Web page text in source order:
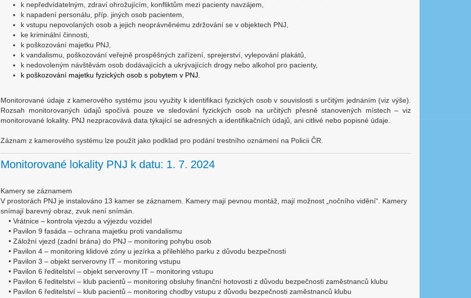
k nepředvídatelným, zdraví ohrožujícím, konfliktům mezi pacienty navzájem,
k napadení personálu, příp. jiných osob pacientem,
k vstupu nepovolaných osob a jejich neoprávněnému zdržování se v objektech PNJ,
ke kriminální činnosti,
k poškozování majetku PNJ,
k vandalismu, poškozování veřejně prospěšných zařízení, sprejerství, vylepování plakátů,
k nedovoleným návštěvám osob dodávajících a ukrývajících drogy nebo alkohol pro pacienty,
k poškozování majetku fyzických osob s pobytem v PNJ.
Monitorované údaje z kamerového systému jsou využity k identifikaci fyzických osob v souvislosti s určitým jednáním (viz výše).
Rozsah monitorovaných údajů spočívá pouze ve sledování fyzických osob na určitých přesně stanovených místech – viz
monitorované lokality. PNJ nezpracovává data týkající se adresných a identifikačních údajů, ani citlivé nebo popisné údaje.
Záznam z kamerového systému lze použít jako podklad pro podání trestního oznámení na Policii ČR.
Monitorované lokality PNJ k datu: 1. 7. 2024
Kamery se záznamem
V prostorách PNJ je instalováno 13 kamer se záznamem. Kamery mají pevnou montáž, mají možnost „nočního vidění“. Kamery
snímají barevný obraz, zvuk není snímán.
• Vrátnice – kontrola vjezdu a výjezdu vozidel
• Pavilon 9 fasáda – ochrana majetku proti vandalismu
• Záložní vjezd (zadní brána) do PNJ – monitoring pohybu osob
• Pavilon 4 – monitoring klidové zóny u jezírka a přilehlého parku z důvodu bezpečnosti
• Pavilon 3 – objekt serverovny IT – monitoring vstupu
• Pavilon 6 ředitelství – objekt serverovny IT – monitoring vstupu
• Pavilon 6 ředitelství – klub pacientů – monitoring obsluhy finanční hotovosti z důvodu bezpečnosti zaměstnanců klubu
• Pavilon 6 ředitelství – klub pacientů – monitoring chodby vstupu z důvodu bezpečnosti zaměstnanců klubu